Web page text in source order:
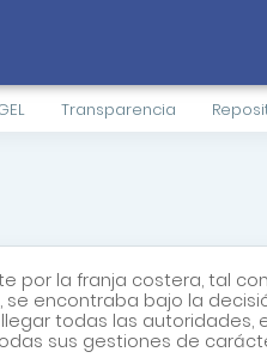
Transparencia
la franja costera, tal
bajo la decisión
todas las
sus gestiones de